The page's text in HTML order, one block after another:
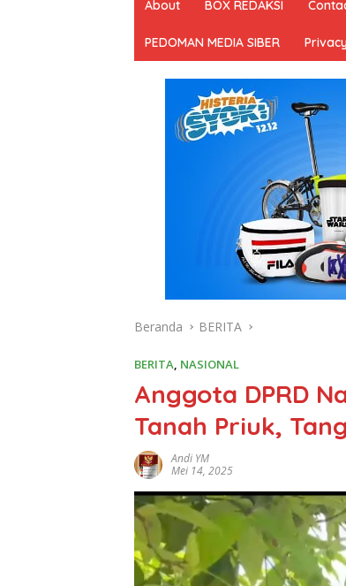
About BOX REDAKSI
PEDOMAN MEDIA SIBER
Beranda BERITA
BERITA, NASIONAL
Anggota DPRD
Tanah Priuk,
Andi YM
Mei 14, 2025